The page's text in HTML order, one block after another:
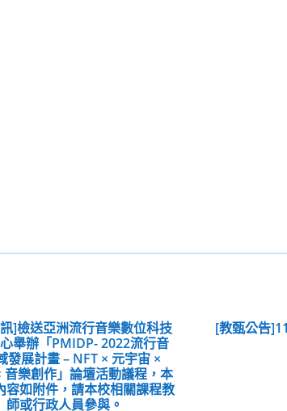
]檢送亞洲流行音樂數位科技
舉辦「PMIDP- 2022流行音
發展計畫 – NFT × 元宇宙 ×
音樂創作」論壇活動議程，本
容如附件，請本校相關課程教
師或行政人員參與。
[教甄公告